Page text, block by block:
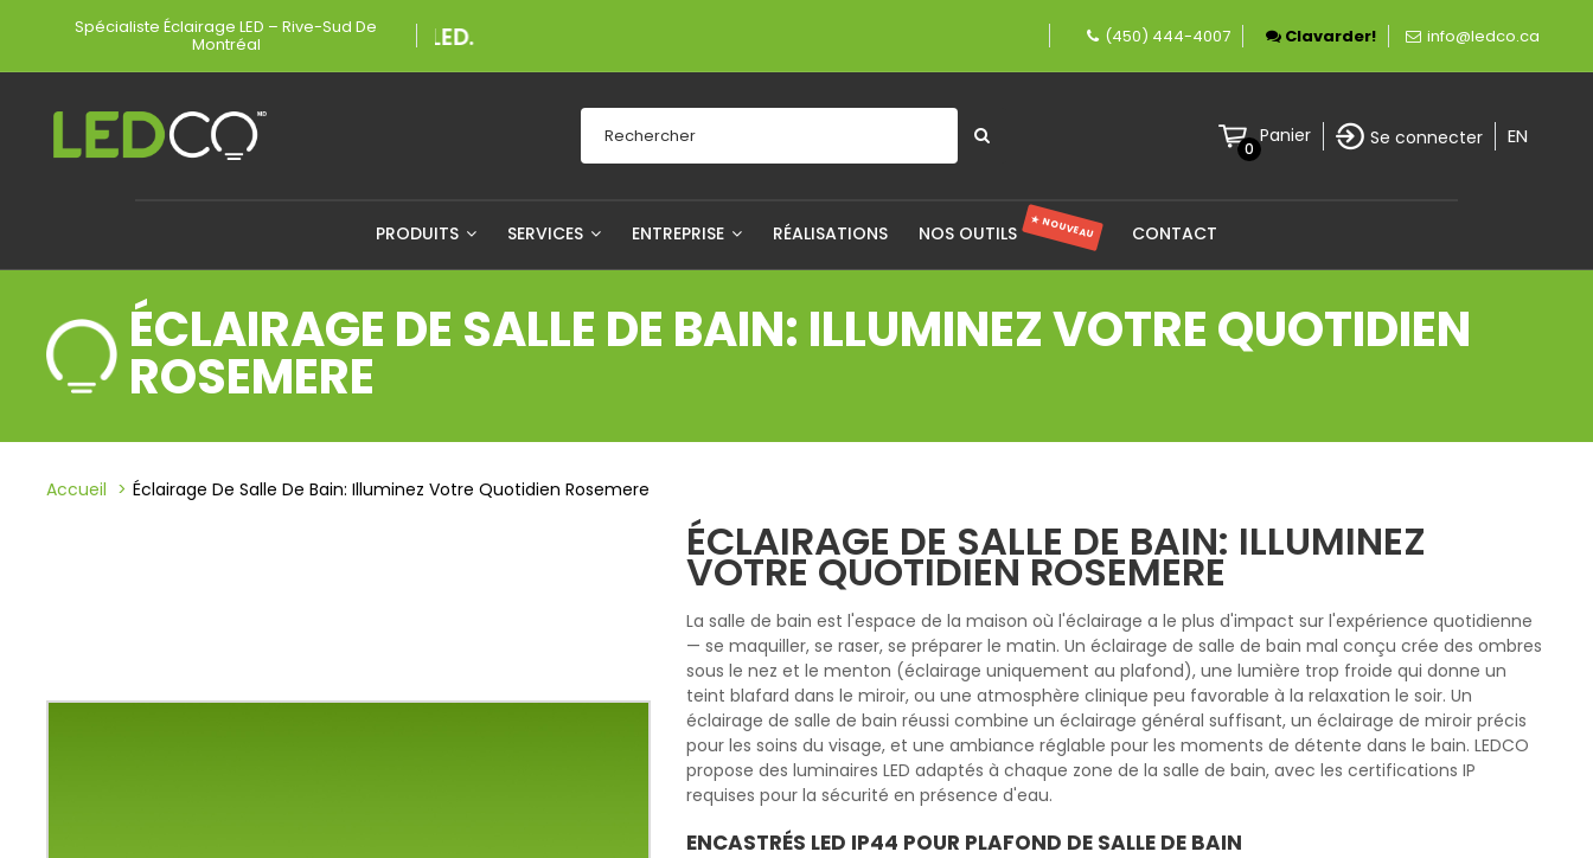
Spécialiste Éclairage LED – Rive-Sud De
Montréal Une entreprise fièrement canadienne spécialisée en éclairage
(450) 444-4007 Clavarder! info@ledco.ca
0
Panier Se connecter EN
PRODUITS SERVICES ENTREPRISE RÉALISATIONS NOS OUTILS ★ NOUVEAU CONTACT
ÉCLAIRAGE DE SALLE DE BAIN: ILLUMINEZ VOTRE QUOTIDIEN
ROSEMERE
Accueil Éclairage De Salle De Bain: Illuminez Votre Quotidien Rosemere
ÉCLAIRAGE DE SALLE DE BAIN: ILLUMINEZ
VOTRE QUOTIDIEN ROSEMERE
La salle de bain est l'espace de la maison où l'éclairage a le plus d'impact sur l'expérience quotidienne
— se maquiller, se raser, se préparer le matin. Un éclairage de salle de bain mal conçu crée des ombres
sous le nez et le menton (éclairage uniquement au plafond), une lumière trop froide qui donne un
teint blafard dans le miroir, ou une atmosphère clinique peu favorable à la relaxation le soir. Un
éclairage de salle de bain réussi combine un éclairage général suffisant, un éclairage de miroir précis
pour les soins du visage, et une ambiance réglable pour les moments de détente dans le bain. LEDCO
propose des luminaires LED adaptés à chaque zone de la salle de bain, avec les certifications IP
requises pour la sécurité en présence d'eau.
ENCASTRÉS LED IP44 POUR PLAFOND DE SALLE DE BAIN